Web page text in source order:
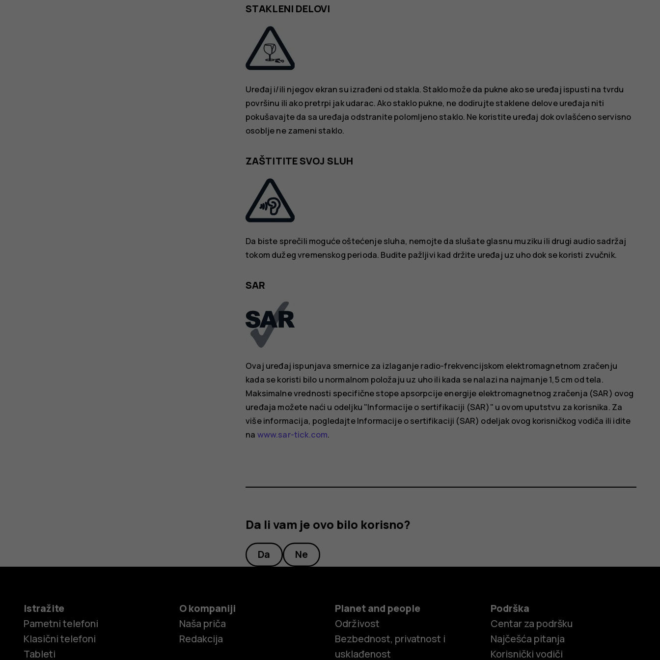
STAKLENI DELOVI
Uređaj i/ili njegov ekran su izrađeni od stakla. Staklo može da pukne ako se uređaj ispusti na tvrdu
površinu ili ako pretrpi jak udarac. Ako staklo pukne, ne dodirujte staklene delove uređaja niti
pokušavajte da sa uređaja odstranite polomljeno staklo. Ne koristite uređaj dok ovlašćeno servisno
osoblje ne zameni staklo.
ZAŠTITITE SVOJ SLUH
Da biste sprečili moguće oštećenje sluha, nemojte da slušate glasnu muziku ili drugi audio sadržaj
tokom dužeg vremenskog perioda. Budite pažljivi kad držite uređaj uz uho dok se koristi zvučnik.
SAR
Ovaj uređaj ispunjava smernice za izlaganje radio-frekvencijskom elektromagnetnom zračenju
kada se koristi bilo u normalnom položaju uz uho ili kada se nalazi na najmanje 1,5 cm od tela.
Maksimalne vrednosti specifične stope apsorpcije energije elektromagnetnog zračenja (SAR) ovog
uređaja možete naći u odeljku "Informacije o sertifikaciji (SAR)" u ovom uputstvu za korisnika. Za
više informacija, pogledajte Informacije o sertifikaciji (SAR) odeljak ovog korisničkog vodiča ili idite
na www.sar-tick.com.
Da li vam je ovo bilo korisno?
Da Ne
Istražite
Pametni telefoni
Klasični telefoni
Tableti
O kompaniji
Naša priča
Redakcija
Planet and people
Održivost
Bezbednost, privatnost i
usklađenost
Podrška
Centar za podršku
Najčešća pitanja
Korisnički vodiči